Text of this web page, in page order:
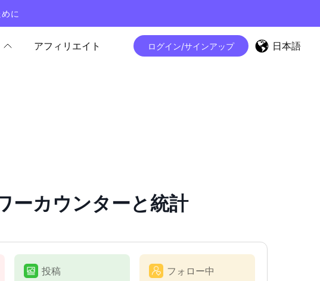
に
アフィリエイト ログイン/サインアップ 日本語
カウンターと統計
投稿 フォロー中